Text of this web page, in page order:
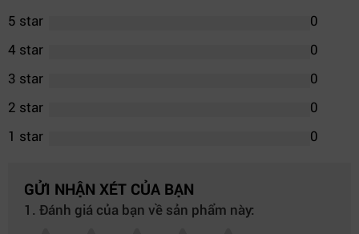
5 star
0
4 star
0
3 star
0
2 star
0
1 star
0
GỬI NHẬN XÉT CỦA BẠN
1. Đánh giá của bạn về sản phẩm này: